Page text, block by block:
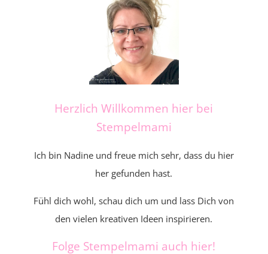
Herzlich Willkommen hier bei
Stempelmami
Ich bin Nadine und freue mich sehr, dass du hier
her gefunden hast.
Fühl dich wohl, schau dich um und lass Dich von
den vielen kreativen Ideen inspirieren.
Folge Stempelmami auch hier!